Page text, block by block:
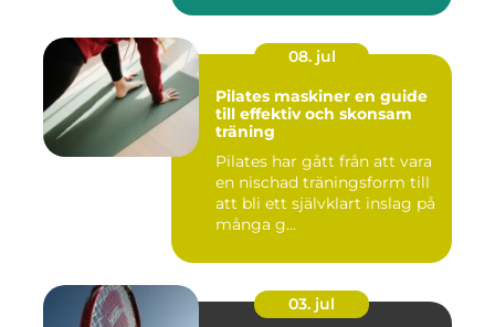
08. jul
Pilates maskiner en guide
till effektiv och skonsam
träning
Pilates har gått från att vara
en nischad träningsform till
att bli ett självklart inslag på
många g...
03. jul